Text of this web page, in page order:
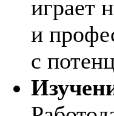
играет
и
с